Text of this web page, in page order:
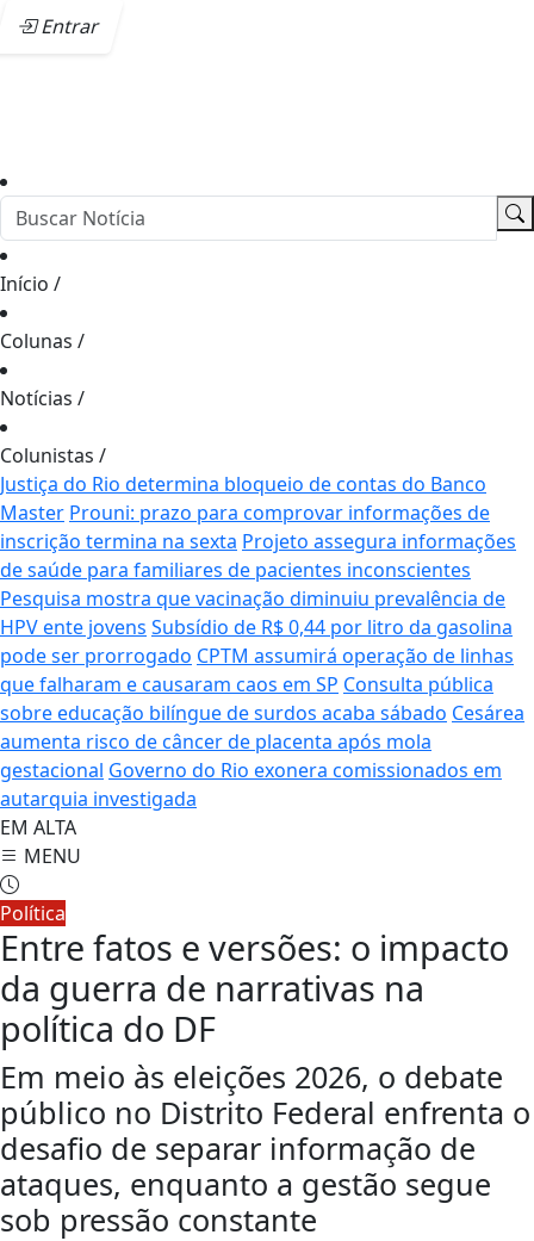
Entrar
Início /
Colunas /
Notícias /
Colunistas /
Justiça do Rio determina bloqueio de contas do Banco
Master Prouni: prazo para comprovar informações de
inscrição termina na sexta Projeto assegura informações
de saúde para familiares de pacientes inconscientes
Pesquisa mostra que vacinação diminuiu prevalência de
HPV ente jovens Subsídio de R$ 0,44 por litro da gasolina
pode ser prorrogado CPTM assumirá operação de linhas
que falharam e causaram caos em SP Consulta pública
sobre educação bilíngue de surdos acaba sábado Cesárea
aumenta risco de câncer de placenta após mola
gestacional Governo do Rio exonera comissionados em
autarquia investigada
EM ALTA
MENU
Política
Entre fatos e versões: o impacto
da guerra de narrativas na
política do DF
Em meio às eleições 2026, o debate
público no Distrito Federal enfrenta o
desafio de separar informação de
ataques, enquanto a gestão segue
sob pressão constante